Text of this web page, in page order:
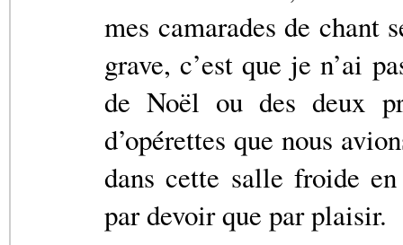
mes camarades de chant
grave, c’est que je n’ai
de Noël ou des deux
d’opérettes que nous
dans cette salle froide
par devoir que par plaisir.